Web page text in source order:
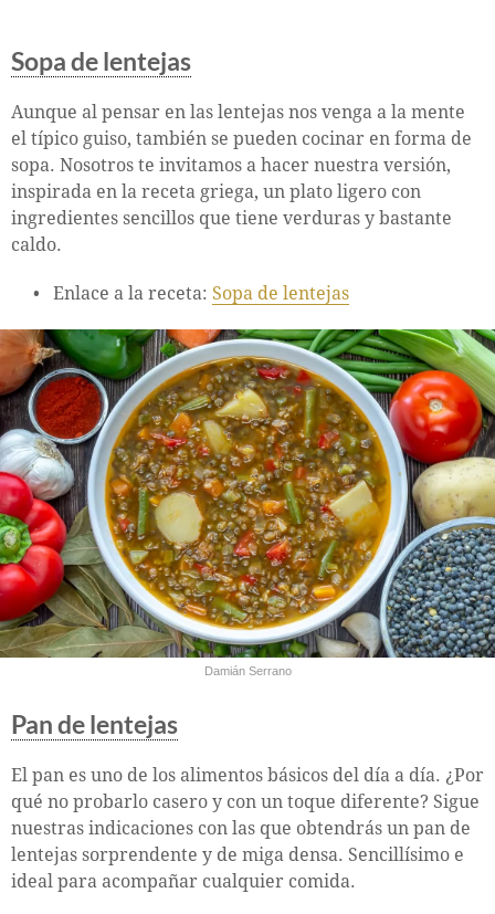
Sopa de lentejas
Aunque al pensar en las lentejas nos venga a la mente
el típico guiso, también se pueden cocinar en forma de
sopa. Nosotros te invitamos a hacer nuestra versión,
inspirada en la receta griega, un plato ligero con
ingredientes sencillos que tiene verduras y bastante
caldo.
Enlace a la receta: Sopa de lentejas
Damián Serrano
Pan de lentejas
El pan es uno de los alimentos básicos del día a día. ¿Por
qué no probarlo casero y con un toque diferente? Sigue
nuestras indicaciones con las que obtendrás un pan de
lentejas sorprendente y de miga densa. Sencillísimo e
ideal para acompañar cualquier comida.